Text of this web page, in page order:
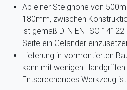
Ab einer Steighöhe von
180mm, zwischen
ist gemäß DIN EN ISO
Seite ein Geländer
Lieferung in vormontierten
kann mit wenigen
Entsprechendes Werkzeug